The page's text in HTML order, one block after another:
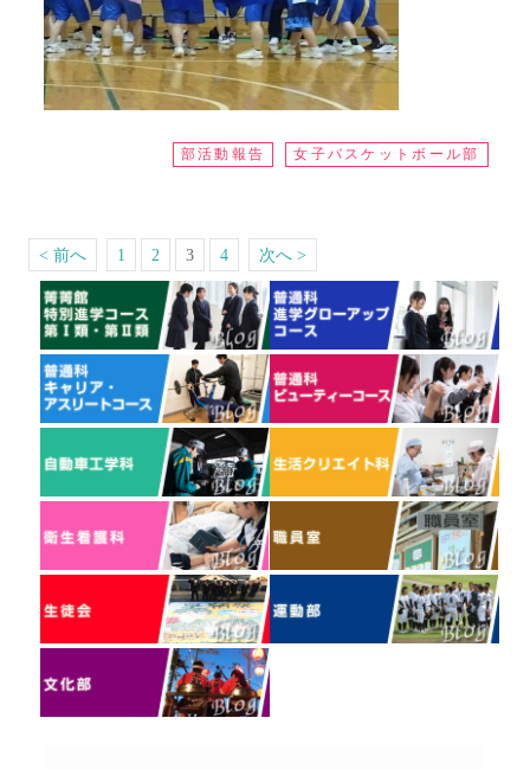
部活動報告 女子バスケットボール部
< 前へ 1 2 3 4 次へ >